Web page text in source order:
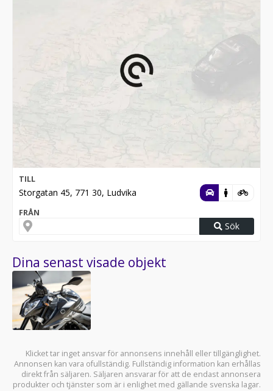
TILL
Storgatan 45, 771 30, Ludvika
FRÅN
Sök
Dina senast visade objekt
Klicket tar inget ansvar för annonsens innehåll eller tillgänglighet.
Annonsen kan vara ofullständig. Fullständig information kan erhållas
direkt från säljaren. Säljaren ansvarar för att de endast annonsera
produkter och tjänster som är i enlighet med gällande svenska lagar.